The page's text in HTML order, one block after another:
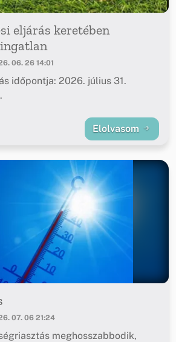
eljárás keretében
06. 26 14:01
időpontja: 2026. július 31.
Elolvasom
07. 06 21:24
meghosszabbodik,